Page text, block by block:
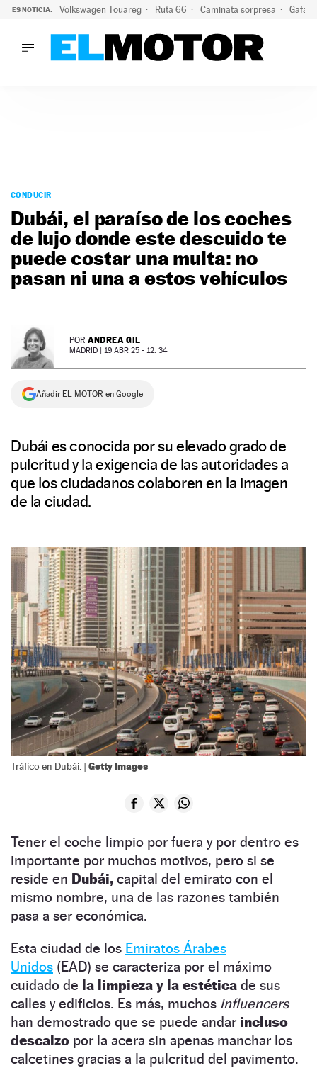
ES NOTICIA: Volkswagen Touareg Ruta 66 Caminata sorpresa Gafas
PODCAST
MOTOS
TECNOLOGÍA
SUPERCOCHES
MOTORTV
PREMIOS
NEWSLETTER
CONDUCIR
Dubái, el paraíso de los coches
de lujo donde este descuido te
puede costar una multa: no
pasan ni una a estos vehículos
POR ANDREA GIL
MADRID | 19 ABR 25 - 12: 34
Añadir EL MOTOR en Google
Dubái es conocida por su elevado grado de
pulcritud y la exigencia de las autoridades a
que los ciudadanos colaboren en la imagen
de la ciudad.
Tráfico en Dubái. | Getty Images
Tener el coche limpio por fuera y por dentro es
importante por muchos motivos, pero si se
reside en Dubái, capital del emirato con el
mismo nombre, una de las razones también
pasa a ser económica.
Esta ciudad de los Emiratos Árabes
Unidos (EAD) se caracteriza por el máximo
cuidado de la limpieza y la estética de sus
calles y edificios. Es más, muchos influencers
han demostrado que se puede andar incluso
descalzo por la acera sin apenas manchar los
calcetines gracias a la pulcritud del pavimento.